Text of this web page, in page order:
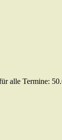
alle Termine: